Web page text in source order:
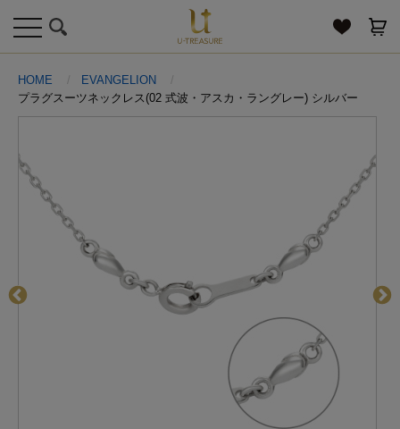
toggle
navigation
HOME
EVANGELION
プラグスーツネックレス(02 式波・アスカ・ラングレー) シルバー